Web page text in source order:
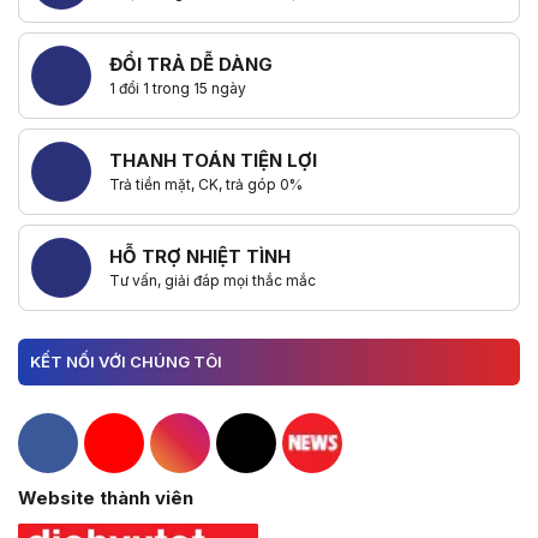
ĐỔI TRẢ DỄ DÀNG
1 đổi 1 trong 15 ngày
THANH TOÁN TIỆN LỢI
Trả tiền mặt, CK, trả góp 0%
HỖ TRỢ NHIỆT TÌNH
Tư vấn, giải đáp mọi thắc mắc
KẾT NỐI VỚI CHÚNG TÔI
Hacom Facebook
Hacom YouTube
Hacom Instagram
Hacom TikTok
Website thành viên